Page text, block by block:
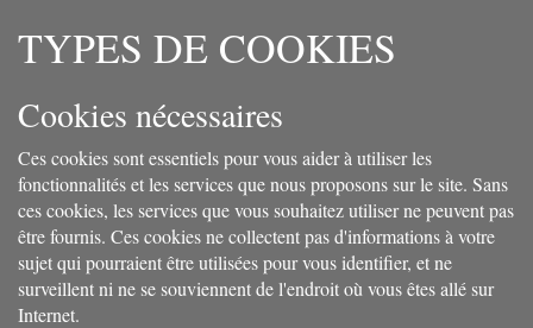
TYPES DE COOKIES
Cookies nécessaires
Ces cookies sont essentiels pour vous aider à utiliser les
fonctionnalités et les services que nous proposons sur le site. Sans
ces cookies, les services que vous souhaitez utiliser ne peuvent pas
être fournis. Ces cookies ne collectent pas d'informations à votre
sujet qui pourraient être utilisées pour vous identifier, et ne
surveillent ni ne se souviennent de l'endroit où vous êtes allé sur
Internet.